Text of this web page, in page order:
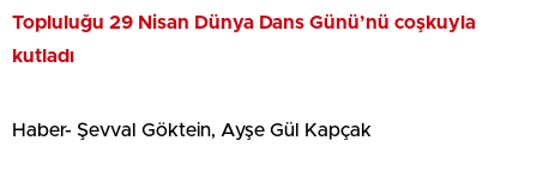
Topluluğu 29 Nisan Dünya Dans Günü’nü coşkuyla
kutladı
Haber- Şevval Göktein, Ayşe Gül Kapçak